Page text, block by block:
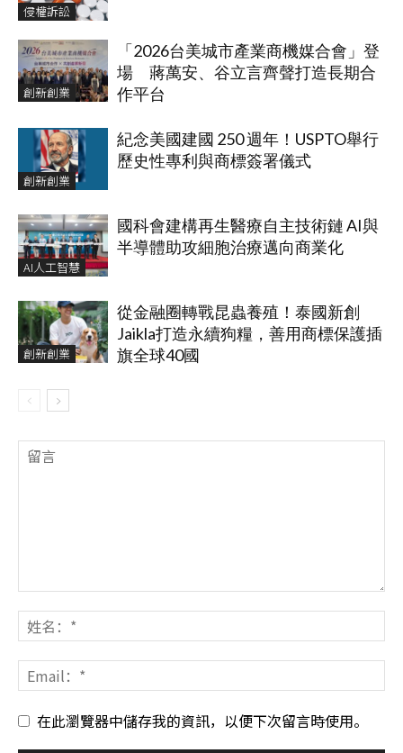
侵權訴訟
創新創業
「2026台美城市產業商機媒合會」登
場 蔣萬安、谷立言齊聲打造長期合
作平台
創新創業
紀念美國建國 250 週年！USPTO舉行
歷史性專利與商標簽署儀式
AI人工智慧
國科會建構再生醫療自主技術鏈 AI與
半導體助攻細胞治療邁向商業化
創新創業
從金融圈轉戰昆蟲養殖！泰國新創
Jaikla打造永續狗糧，善用商標保護插
旗全球40國
在此瀏覽器中儲存我的資訊，以便下次留言時使用。